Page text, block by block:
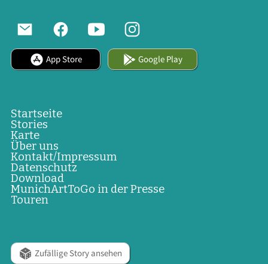
App Store Google Play
Startseite
Stories
Karte
Über uns
Kontakt/Impressum
Datenschutz
Download
MunichArtToGo in der Presse
Touren
Zufällige Story ansehen